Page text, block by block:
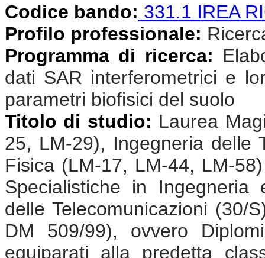
Codice bando: 331.1 IREA
Profilo professionale:
Programma di ricerca:
dati SAR interferometrici e
parametri biofisici del suolo
Titolo di studio: Laurea
25, LM-29), Ingegneria delle
Fisica (LM-17, LM-44, LM-
Specialistiche in Ingegneria
delle Telecomunicazioni (30/
DM 509/99), ovvero
equiparati alla predetta